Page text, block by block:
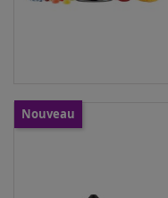
Nouveau